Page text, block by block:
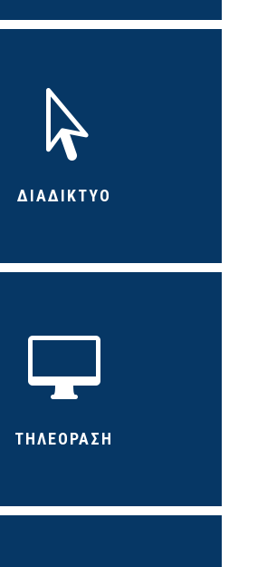

ΔΙΑΔΙΚΤΥΟ

ΤΗΛΕΟΡΑΣΗ